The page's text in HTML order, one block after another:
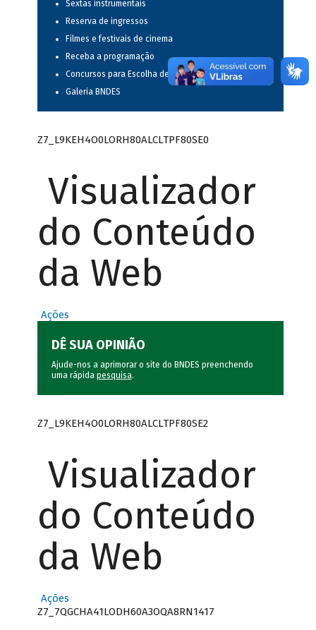
Sextas instrumentais
Reserva de ingressos
Filmes e festivais de cinema
Receba a programação
Concursos para Escolha de Espetáculos Musicais
Galeria BNDES
Z7_L9KEH4O0LORH80ALCLTPF80SE0
Visualizador
do Conteúdo
da Web
Ações
DÊ SUA OPINIÃO
Ajude-nos a aprimorar o site do BNDES preenchendo
uma rápida pesquisa.
Z7_L9KEH4O0LORH80ALCLTPF80SE2
Visualizador
do Conteúdo
da Web
Ações
Z7_7QGCHA41LODH60A3OQA8RN1417